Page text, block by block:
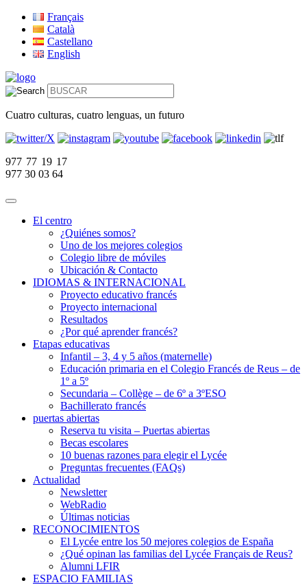
Français
Català
Castellano
English
Cuatro culturas, cuatro lenguas, un futuro
977 77 19 17
977 30 03 64
El centro
¿Quiénes somos?
Uno de los mejores colegios
Colegio libre de móviles
Ubicación & Contacto
IDIOMAS & INTERNACIONAL
Proyecto educativo francés
Proyecto internacional
Resultados
¿Por qué aprender francés?
Etapas educativas
Infantil – 3, 4 y 5 años (maternelle)
Educación primaria en el Colegio Francés de Reus – de
1º a 5º
Secundaria – Collège – de 6º a 3ºESO
Bachillerato francés
puertas abiertas
Reserva tu visita – Puertas abiertas
Becas escolares
10 buenas razones para elegir el Lycée
Preguntas frecuentes (FAQs)
Actualidad
Newsletter
WebRadio
Últimas noticias
RECONOCIMIENTOS
El Lycée entre los 50 mejores colegios de España
¿Qué opinan las familias del Lycée Français de Reus?
Alumni LFIR
ESPACIO FAMILIAS